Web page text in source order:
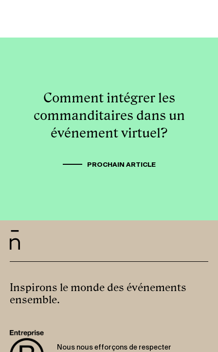
Comment intégrer les
commanditaires dans un
événement virtuel?
PROCHAIN ARTICLE
Inspirons le monde des événements
ensemble.
Nous nous efforçons de respecter